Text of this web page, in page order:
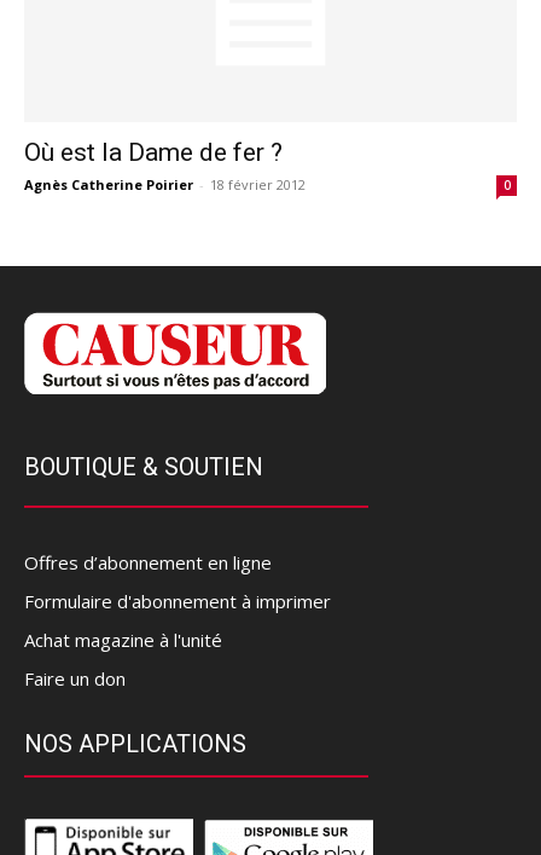
Où est la Dame de fer ?
Agnès Catherine Poirier - 18 février 2012 0
BOUTIQUE & SOUTIEN
Offres d’abonnement en ligne
Formulaire d'abonnement à imprimer
Achat magazine à l'unité
Faire un don
NOS APPLICATIONS